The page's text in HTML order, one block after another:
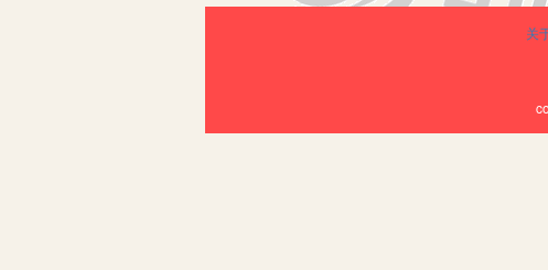
开展，帮助学生学到知识、提升学习能力。英
的太多，作业题难度不能过大，因为英语单词
度，科学施教，寓教于乐，探索新的教法，优
关